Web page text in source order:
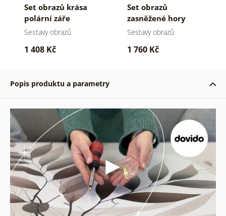
Set obrazů krása
polární záře
Sestavy obrazů
1 408 Kč
Set obrazů
zasněžené hory
Sestavy obrazů
1 760 Kč
Popis produktu a parametry